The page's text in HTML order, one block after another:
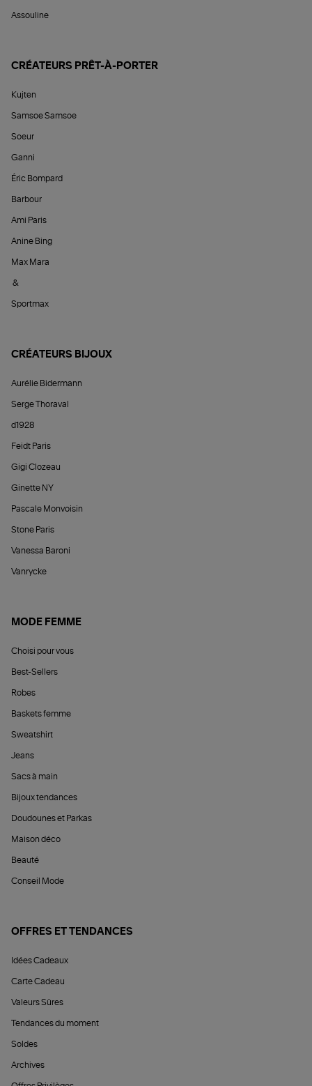
Assouline
CRÉATEURS PRÊT-À-PORTER
Kujten
Samsoe Samsoe
Soeur
Ganni
Éric Bompard
Barbour
Ami Paris
Anine Bing
Max Mara
&
Sportmax
CRÉATEURS BIJOUX
Aurélie Bidermann
Serge Thoraval
d1928
Feidt Paris
Gigi Clozeau
Ginette NY
Pascale Monvoisin
Stone Paris
Vanessa Baroni
Vanrycke
MODE FEMME
Choisi pour vous
Best-Sellers
Robes
Baskets femme
Sweatshirt
Jeans
Sacs à main
Bijoux tendances
Doudounes et Parkas
Maison déco
Beauté
Conseil Mode
OFFRES ET TENDANCES
Idées Cadeaux
Carte Cadeau
Valeurs Sûres
Tendances du moment
Soldes
Archives